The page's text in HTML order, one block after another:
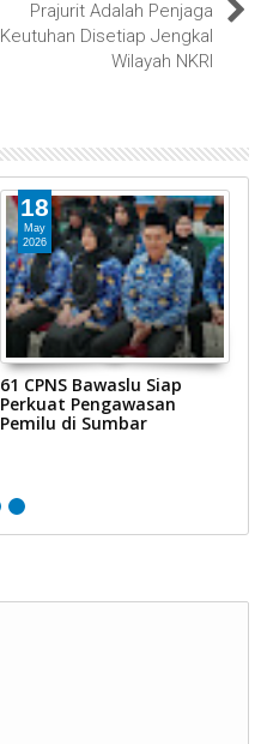
Prajurit Adalah Penjaga
Keutuhan Disetiap Jengkal
Wilayah NKRI
18
May
2026
61 CPNS Bawaslu Siap
Perkuat Pengawasan
Pemilu di Sumbar